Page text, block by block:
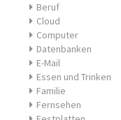
Beruf
Cloud
Computer
Datenbanken
E-Mail
Essen und Trinken
Familie
Fernsehen